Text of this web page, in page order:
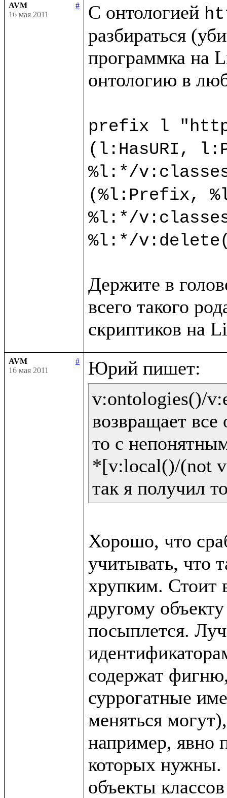
AVM
#
16 мая 2011
С онтологией
разбираться
программка на
онтологию в
prefix l
(l:HasURI,
%l:*/
(%l:Prefix,
%l:*/
Держите в
всего такого
AVM
#
16 мая 2011
v:ontologies()/
возвращает
то с
*[v:local()/(not
Хорошо, что
учитывать, что
хрупким. Стоит
другому
посыплется.
содержат
суррогатные
меняться
например, явно
которых нужны.
объекты